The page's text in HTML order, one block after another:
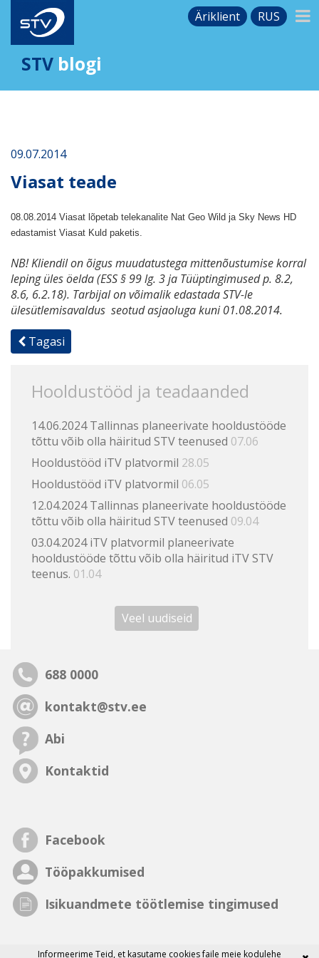
Äriklient RUS
STV blogi
09.07.2014
Viasat teade
08.08.2014 Viasat lõpetab telekanalite Nat Geo Wild ja Sky News HD
edastamist Viasat Kuld paketis.
NB! Kliendil on õigus muudatustega mittenõustumise korral
leping üles öelda (ESS § 99 lg. 3 ja Tüüptingimused p. 8.2,
8.6, 6.2.18). Tarbijal on võimalik edastada STV-le
ülesütlemisavaldus seotud asjaoluga kuni 01.08.2014.
Tagasi
Hooldustööd ja teadaanded
14.06.2024 Tallinnas planeerivate hooldustööde
tõttu võib olla häiritud STV teenused 07.06
Hooldustööd iTV platvormil 28.05
Hooldustööd iTV platvormil 06.05
12.04.2024 Tallinnas planeerivate hooldustööde
tõttu võib olla häiritud STV teenused 09.04
03.04.2024 iTV platvormil planeerivate
hooldustööde tõttu võib olla häiritud iTV STV
teenus. 01.04
Veel uudiseid
688 0000
kontakt@stv.ee
Abi
Kontaktid
Facebook
Tööpakkumised
Isikuandmete töötlemise tingimused
Informeerime Teid, et kasutame cookies faile meie kodulehe